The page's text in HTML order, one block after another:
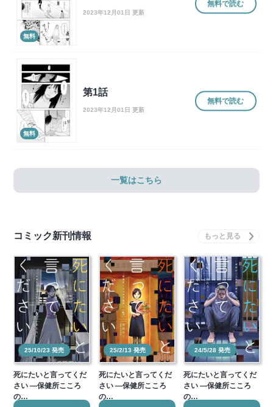
無料
2023年12月01日 更新
無料で読む
無料
第1話
2023年12月01日 更新
無料で読む
一覧はこちら
コミック新刊情報
25/10/23 発売
死にたいと言ってくだ
さい ―保健所こころ
の…
25/2/13 発売
死にたいと言ってくだ
さい ―保健所こころ
の…
24/5/28 発売
死にたいと言ってくだ
さい ―保健所こころ
の…